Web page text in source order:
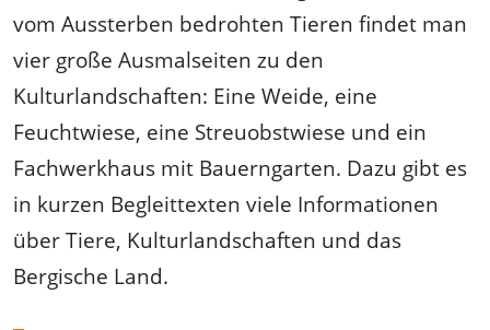
vom Aussterben bedrohten Tieren findet man
vier große Ausmalseiten zu den
Kulturlandschaften: Eine Weide, eine
Feuchtwiese, eine Streuobstwiese und ein
Fachwerkhaus mit Bauerngarten. Dazu gibt es
in kurzen Begleittexten viele Informationen
über Tiere, Kulturlandschaften und das
Bergische Land.